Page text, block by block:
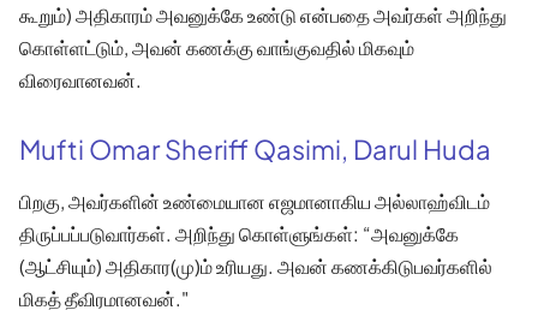
கூறும்) அதிகாரம் அவனுக்கே உண்டு என்பதை அவர்கள் அறிந்து
கொள்ளட்டும், அவன் கணக்கு வாங்குவதில் மிகவும்
விரைவானவன்.
Mufti Omar Sheriff Qasimi, Darul Huda
பிறகு, அவர்களின் உண்மையான எஜமானாகிய அல்லாஹ்விடம்
திருப்பப்படுவார்கள். அறிந்து கொள்ளுங்கள்: “அவனுக்கே
(ஆட்சியும்) அதிகார(மு)ம் உரியது. அவன் கணக்கிடுபவர்களில்
மிகத் தீவிரமானவன்."